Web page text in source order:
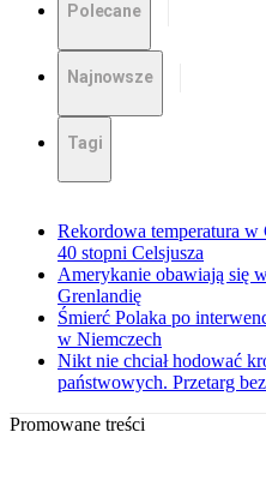
Polecane
Najnowsze
Tagi
Rekordowa temperatura w
40 stopni Celsjusza
Amerykanie obawiają się
Grenlandię
Śmierć Polaka po
w Niemczech
Nikt nie chciał hodować
państwowych. Przetarg
Promowane treści